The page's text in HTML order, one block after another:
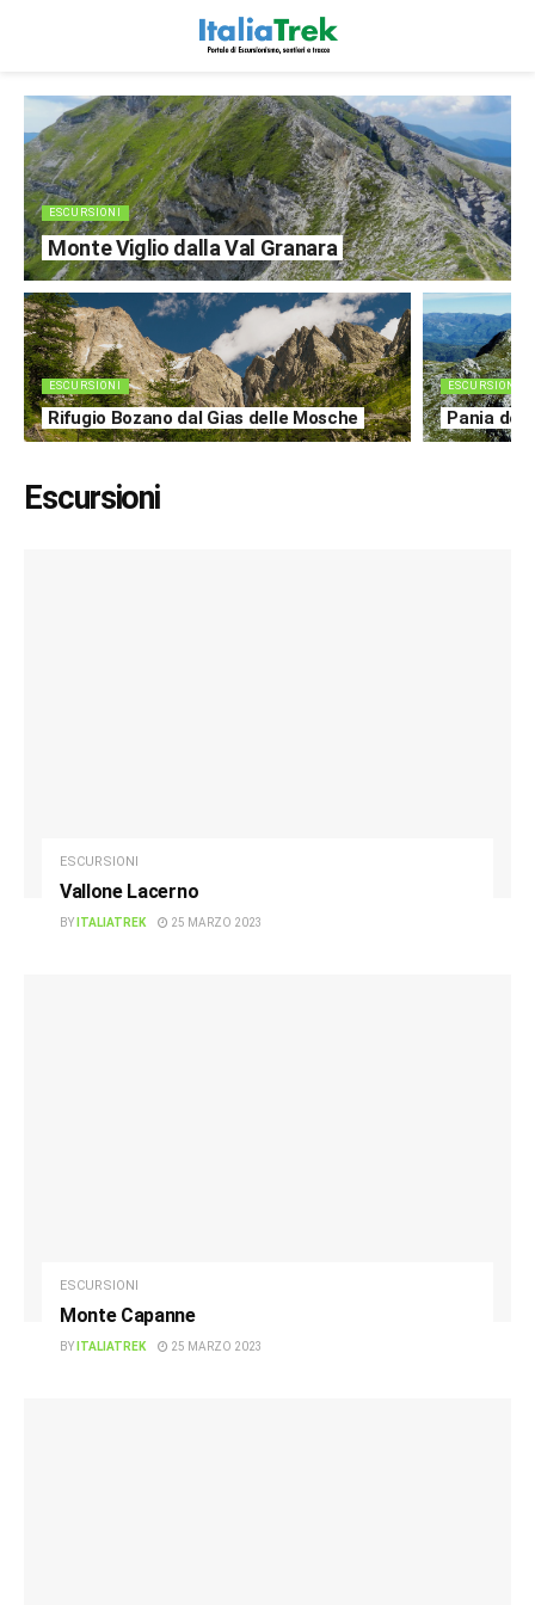
ESCURSIONI
Monte Viglio dalla Val Granara
ESCURSIONI
Rifugio Bozano dal Gias delle Mosche
ESCURSIONI
Pania
Escursioni
ESCURSIONI
Vallone Lacerno
BY ITALIATREK 25 MARZO 2023
ESCURSIONI
Monte Capanne
BY ITALIATREK 25 MARZO 2023